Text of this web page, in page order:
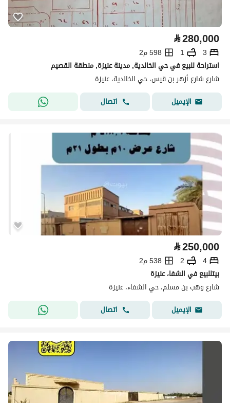
⃁280,000
3
1
598 م2
استراحة للبيع في حي الخالدية, مدينة عنيزة, منطقة القصيم
شارع شارع أزهر بن قيس، حي الخالدية، عنيزة
الإيميل
اتصال
⃁250,000
4
2
538 م2
بيتللبيع في الشفا، عنيزة
شارع وهب بن مسلم، حي الشفاء، عنيزة
الإيميل
اتصال